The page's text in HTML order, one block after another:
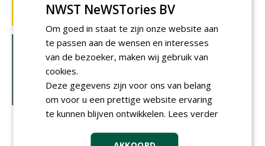
NWST NeWSTories BV
Om goed in staat te zijn onze website aan
te passen aan de wensen en interesses
van de bezoeker, maken wij gebruik van
cookies.
Deze gegevens zijn voor ons van belang
om voor u een prettige website ervaring
te kunnen blijven ontwikkelen. Lees verder